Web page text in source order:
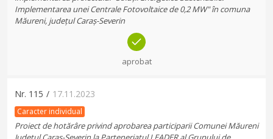
Implementarea unei Centrale Fotovoltaice de 0,2 MW" în comuna
Măureni, județul Caraș-Severin
aprobat
Nr. 115 / 17.11.2023
Caracter individual
Proiect de hotărâre privind aprobarea participarii Comunei Măureni